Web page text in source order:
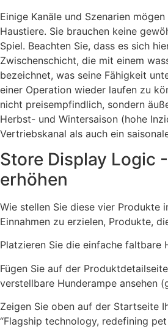
Einige Kanäle und Szenarien
Haustiere. Sie brauchen keine
Spiel. Beachten Sie, dass es sich
Zwischenschicht, die mit einem
bezeichnet, was seine Fähigkeit
einer Operation wieder laufen zu
nicht preisempfindlich, sondern
Herbst- und Wintersaison (hohe
Vertriebskanal als auch ein
Store Display Logic
erhöhen
Wie stellen Sie diese vier Produkte
Einnahmen zu erzielen, Produkte,
Platzieren Sie die einfache faltbare
Fügen Sie auf der
verstellbare Hunderampe ansehen
Zeigen Sie oben auf der Startseite
“Flagship technology, redefining pet